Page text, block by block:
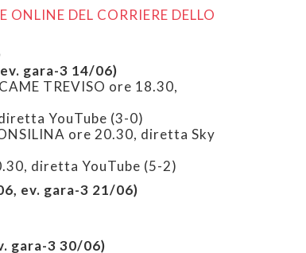
ONLINE DEL CORRIERE DELLO
gara-3 14/06)
TREVISO ore 18.30,
YouTube (3-0)
ore 20.30, diretta Sky
diretta YouTube (5-2)
ev. gara-3 21/06)
gara-3 30/06)